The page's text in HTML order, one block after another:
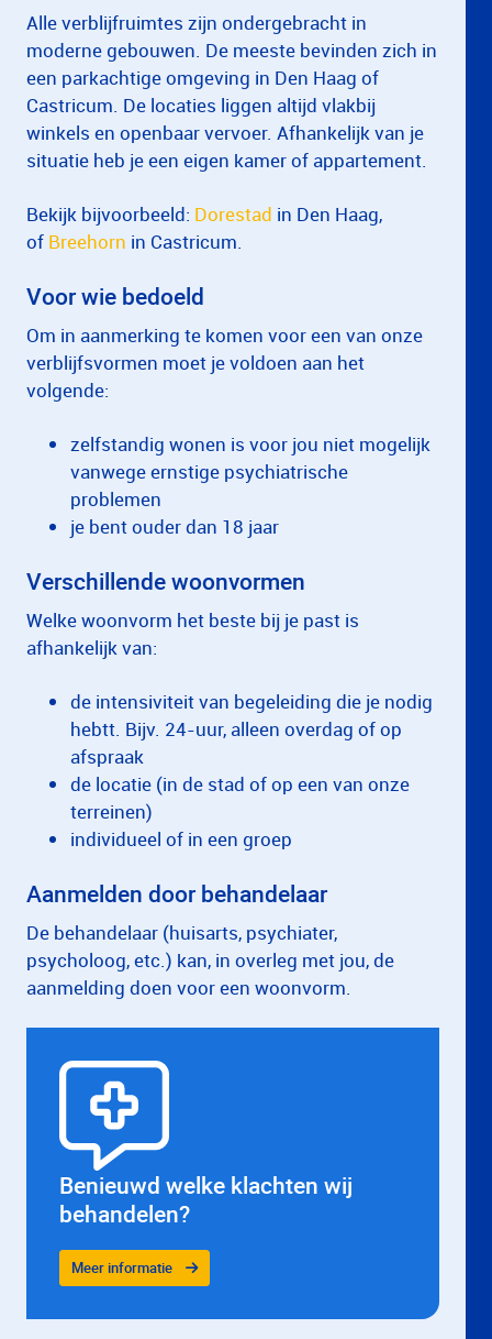
Alle verblijfruimtes zijn ondergebracht in
moderne gebouwen. De meeste bevinden zich in
een parkachtige omgeving in Den Haag of
Castricum. De locaties liggen altijd vlakbij
winkels en openbaar vervoer. Afhankelijk van je
situatie heb je een eigen kamer of appartement.
Bekijk bijvoorbeeld: Dorestad in Den Haag,
of Breehorn in Castricum.
Voor wie bedoeld
Om in aanmerking te komen voor een van onze
verblijfsvormen moet je voldoen aan het
volgende:
zelfstandig wonen is voor jou niet mogelijk
vanwege ernstige psychiatrische
problemen
je bent ouder dan 18 jaar
Verschillende woonvormen
Welke woonvorm het beste bij je past is
afhankelijk van:
de intensiviteit van begeleiding die je nodig
hebtt. Bijv. 24-uur, alleen overdag of op
afspraak
de locatie (in de stad of op een van onze
terreinen)
individueel of in een groep
Aanmelden door behandelaar
De behandelaar (huisarts, psychiater,
psycholoog, etc.) kan, in overleg met jou, de
aanmelding doen voor een woonvorm.
Benieuwd welke klachten wij
behandelen?
Meer informatie